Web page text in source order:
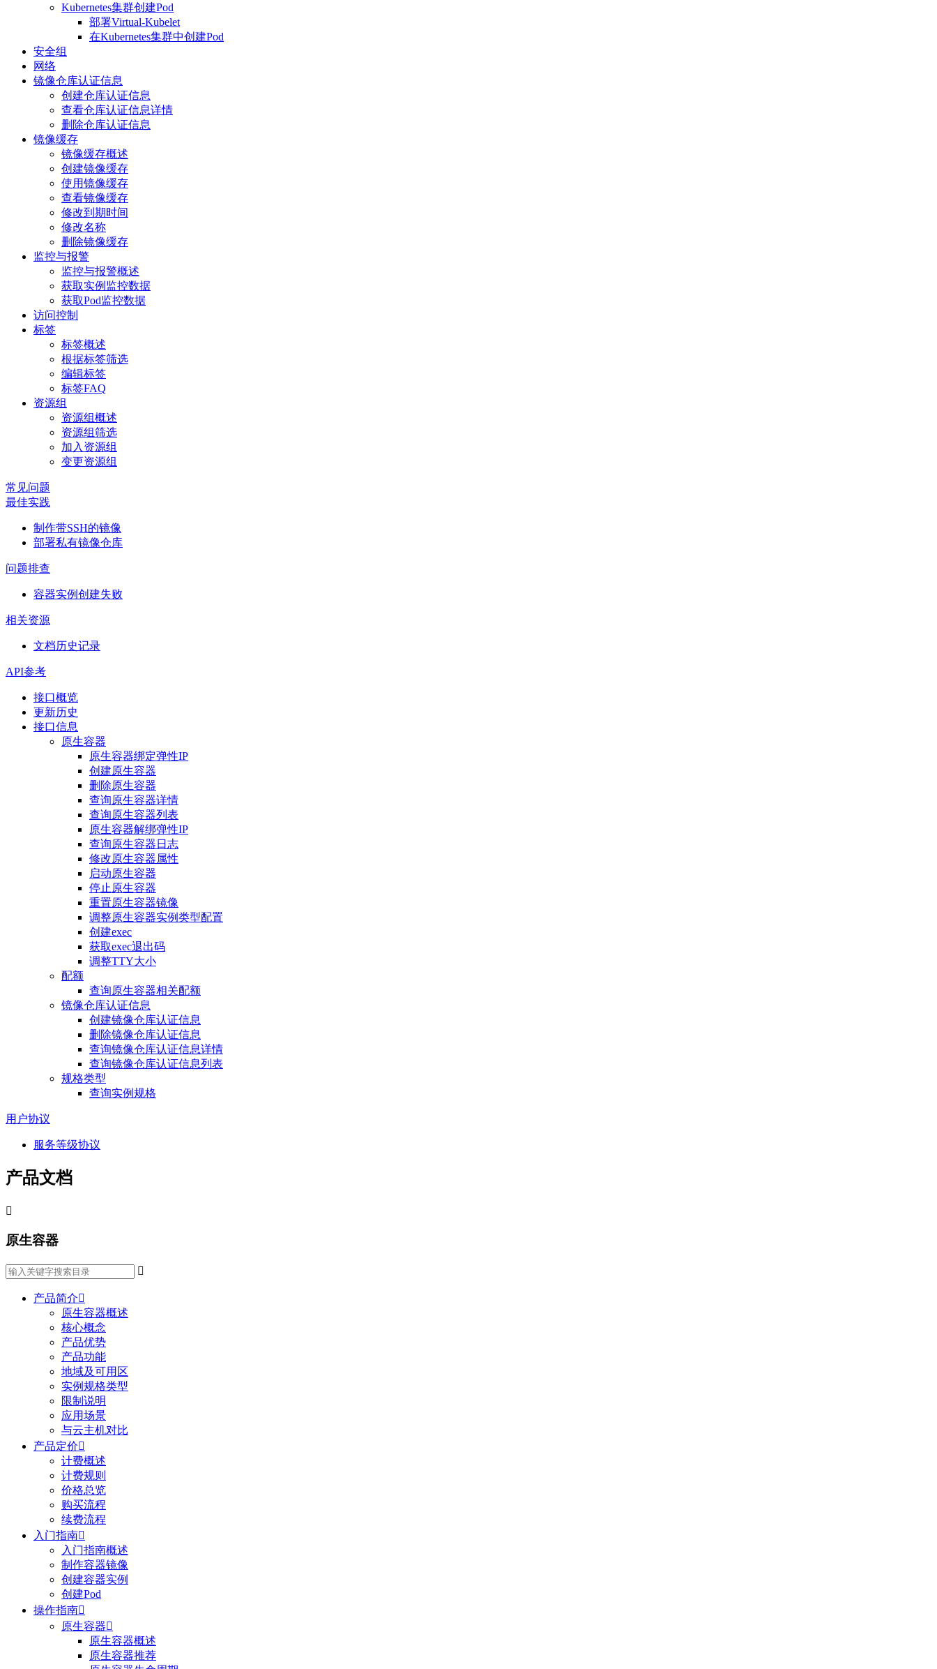
Kubernetes集群创建Pod
部署Virtual-Kubelet
在Kubernetes集群中创建Pod
安全组
网络
镜像仓库认证信息
创建仓库认证信息
查看仓库认证信息详情
删除仓库认证信息
镜像缓存
镜像缓存概述
创建镜像缓存
使用镜像缓存
查看镜像缓存
修改到期时间
修改名称
删除镜像缓存
监控与报警
监控与报警概述
获取实例监控数据
获取Pod监控数据
访问控制
标签
标签概述
根据标签筛选
编辑标签
标签FAQ
资源组
资源组概述
资源组筛选
加入资源组
变更资源组
常见问题
最佳实践
制作带SSH的镜像
部署私有镜像仓库
问题排查
容器实例创建失败
相关资源
文档历史记录
API参考
接口概览
更新历史
接口信息
原生容器
原生容器绑定弹性IP
创建原生容器
删除原生容器
查询原生容器详情
查询原生容器列表
原生容器解绑弹性IP
查询原生容器日志
修改原生容器属性
启动原生容器
停止原生容器
重置原生容器镜像
调整原生容器实例类型配置
创建exec
获取exec退出码
调整TTY大小
配额
查询原生容器相关配额
镜像仓库认证信息
创建镜像仓库认证信息
删除镜像仓库认证信息
查询镜像仓库认证信息详情
查询镜像仓库认证信息列表
规格类型
查询实例规格
用户协议
服务等级协议
产品文档

原生容器

产品简介
原生容器概述
核心概念
产品优势
产品功能
地域及可用区
实例规格类型
限制说明
应用场景
与云主机对比
产品定价
计费概述
计费规则
价格总览
购买流程
续费流程
入门指南
入门指南概述
制作容器镜像
创建容器实例
创建Pod
操作指南
原生容器
原生容器概述
原生容器推荐